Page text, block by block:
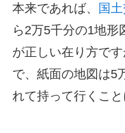
本来であれば、 国
ら2万5千分の1地形
が正しい在り方で
で、紙面の地図は5
れて持って行くこと